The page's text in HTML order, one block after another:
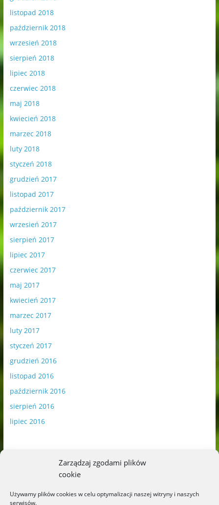
Zarządzaj zgodami plików
cookie
Używamy plików cookies w celu optymalizacji naszej witryny i naszych
serwisów.
listopad 2018
październik 2018
wrzesień 2018
sierpień 2018
lipiec 2018
czerwiec 2018
maj 2018
kwiecień 2018
marzec 2018
luty 2018
styczeń 2018
grudzień 2017
listopad 2017
październik 2017
wrzesień 2017
sierpień 2017
lipiec 2017
czerwiec 2017
maj 2017
kwiecień 2017
marzec 2017
luty 2017
styczeń 2017
grudzień 2016
listopad 2016
październik 2016
sierpień 2016
lipiec 2016